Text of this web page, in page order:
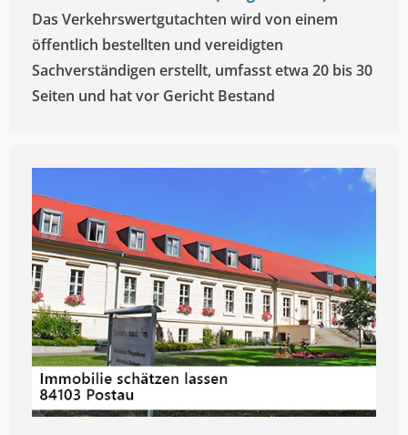
Das Verkehrswertgutachten wird von einem
öffentlich bestellten und vereidigten
Sachverständigen erstellt, umfasst etwa 20 bis 30
Seiten und hat vor Gericht Bestand